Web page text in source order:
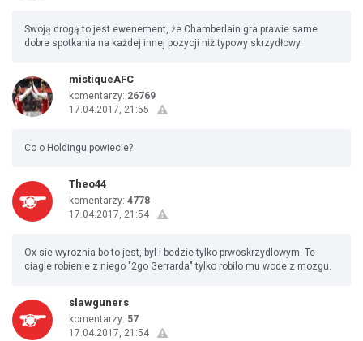
Swoją drogą to jest ewenement, że Chamberlain gra prawie same
dobre spotkania na każdej innej pozycji niż typowy skrzydłowy.
mistiqueAFC
komentarzy: 26769
17.04.2017, 21:55
Co o Holdingu powiecie?
Theo44
komentarzy: 4778
17.04.2017, 21:54
Ox sie wyroznia bo to jest, byl i bedzie tylko prwoskrzydlowym. Te
ciagle robienie z niego "2go Gerrarda" tylko robilo mu wode z mozgu.
slawguners
komentarzy: 57
17.04.2017, 21:54